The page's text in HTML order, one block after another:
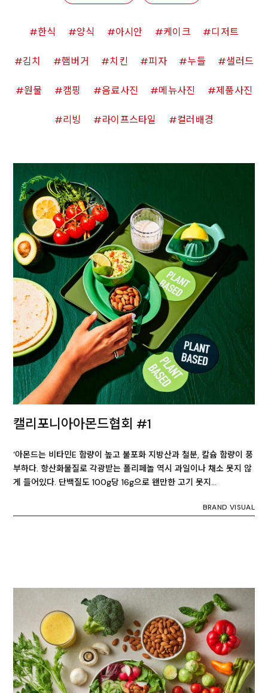
한식 양식 아시안 케이크 디저트
김치 햄버거 치킨 피자 누들 샐러드
원물 캠핑 음료사진 메뉴사진 제품사진
리빙 라이프스타일 컬러배경
캘리포니아아몬드협회 #1
‘아몬드는 비타민E 함량이 높고 불포화 지방산과 철분, 칼슘 함량이 풍
부하다. 항산화물질로 각광받는 폴리페놀 역시 과일이나 채소 못지 않
게 들어있다. 단백질도 100g당 16g으로 왠만한 고기 못지…
BRAND VISUAL